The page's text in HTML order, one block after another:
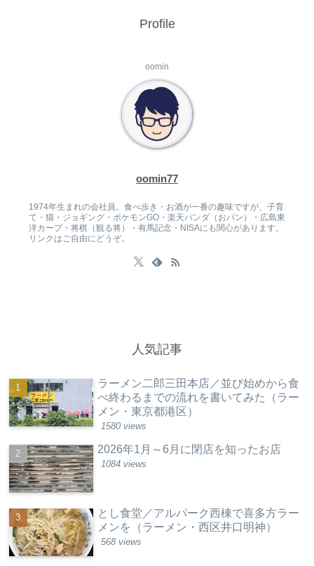
Profile
oomin
oomin77
1974年生まれの会社員。食べ歩き・お酒が一番の趣味ですが、子育
て・猫・ジョギング・ポケモンGO・楽天パンダ（おパン）・広島東
洋カープ・将棋（観る将）・有馬記念・NISAにも関心があります。
リンクはご自由にどうぞ。
人気記事
ラーメン二郎三田本店／並び始めから食
べ終わるまでの流れを書いてみた（ラー
メン・東京都港区）
1580 views
2026年1月～6月に閉店を知ったお店
1084 views
とし食堂／アルパーク西棟で喜多方ラー
メンを（ラーメン・西区井口明神）
568 views